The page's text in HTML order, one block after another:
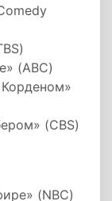
(ABC)
(CBS)
(NBC)